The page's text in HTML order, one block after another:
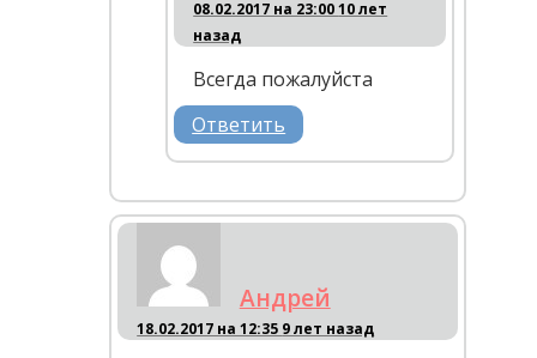
08.02.2017 на 23:0010 лет
назад
Всегда пожалуйста
Ответить
Андрей
18.02.2017 на 12:35 9 лет назад